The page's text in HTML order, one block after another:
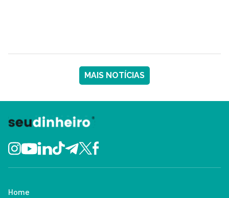
MAIS NOTÍCIAS
Home